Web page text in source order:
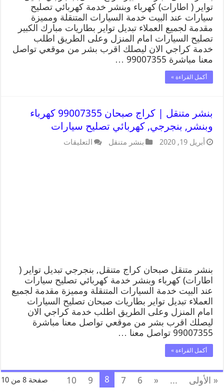
تواير ( اطارات) كهرباء وبنشر خدمة كهربائي تصليح
سيارات عند البيت خدمة السيارات المتنقلة ومميزة
مقدمة لجميع العملاء تبديل تواير بطاريات مبارك الكبير
تصليح السيارات امام المنزل وعلى الطريق اطلب
خدمة كراجي الان ليصلك اقرب بشر من موقعي تواصل
معنا مباشرة 99007355 …
أكمل القراءة »
بنشر متنقل | كراج صبحان 99007355 كهرباء
وبنشر, بنجرجي, كهربائي تصليح سيارات
أبريل 19, 2020 بنشر متنقل التعليقات
بنشر متنقل صبحان كراج متنقل, بنجرجي تبديل تواير (
اطارات) كهرباء وبنشر خدمة كهربائي تصليح سيارات
عند البيت خدمة السيارات المتنقلة ومميزة مقدمة لجميع
العملاء تبديل تواير بطاريات صبحان تصليح السيارات
امام المنزل وعلى الطريق اطلب خدمة كراجي الان
ليصلك اقرب بشر من موقعي تواصل معنا مباشرة
99007355 تواصل معنا …
أكمل القراءة »
صفحة 8 من 10 « الأولى ...
«
6
7
8
9
10